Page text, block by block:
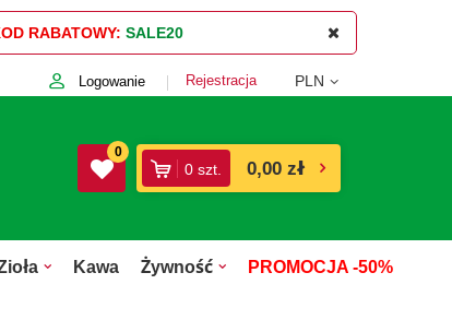
RABATOWY: SALE20
Logowanie Rejestracja PLN
0
0 szt. 0,00 zł
Kawa Żywność
PROMOCJA -50%